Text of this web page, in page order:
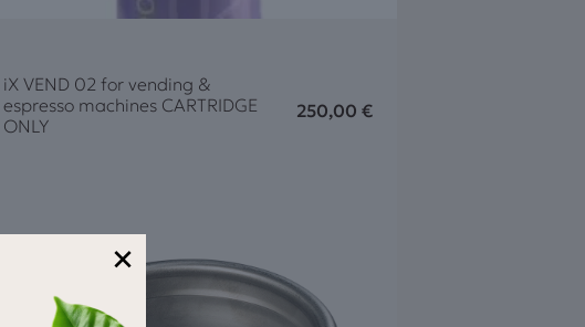
iX VEND 02 for vending &
espresso machines CARTRIDGE
ONLY
250,00 €
×